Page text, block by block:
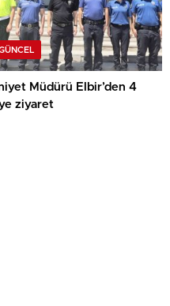
Müdürü Elbir’den 4
ziyaret